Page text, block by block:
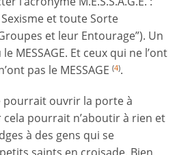
et toute Sorte
et leur Entourage”). Un
MESSAGE. Et ceux qui ne l’ont
pas le MESSAGE (4).
pourrait ouvrir la porte à
pourrait n’aboutir à rien et
à des gens qui se
saints en croisade. Bien